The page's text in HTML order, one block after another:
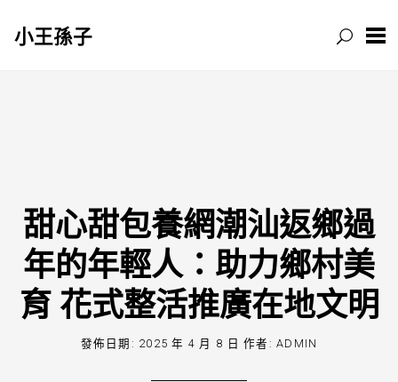
小王孫子
甜心甜包養網潮汕返鄉過
年的年輕人：助力鄉村美
育 花式整活推廣在地文明
發佈日期: 2025 年 4 月 8 日 作者:ADMIN